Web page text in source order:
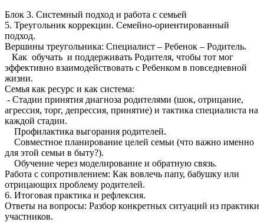
Блок 3. Системный подход и работа с семьей
5. Треугольник коррекции. Семейно-ориентированный
подход.
Вершины треугольника: Специалист – Ребенок – Родитель.
Как обучать и поддерживать Родителя, чтобы тот мог
эффективно взаимодействовать с Ребенком в повседневной
жизни.
Семья как ресурс и как система:
- Стадии принятия диагноза родителями (шок, отрицание,
агрессия, торг, депрессия, принятие) и тактика специалиста на
каждой стадии.
Профилактика выгорания родителей.
Совместное планирование целей семьи (что важно именно
для этой семьи в быту?).
Обучение через моделирование и обратную связь.
Работа с сопротивлением: Как вовлечь папу, бабушку или
отрицающих проблему родителей.
6. Итоговая практика и рефлексия.
Ответы на вопросы: Разбор конкретных ситуаций из практики
участников.